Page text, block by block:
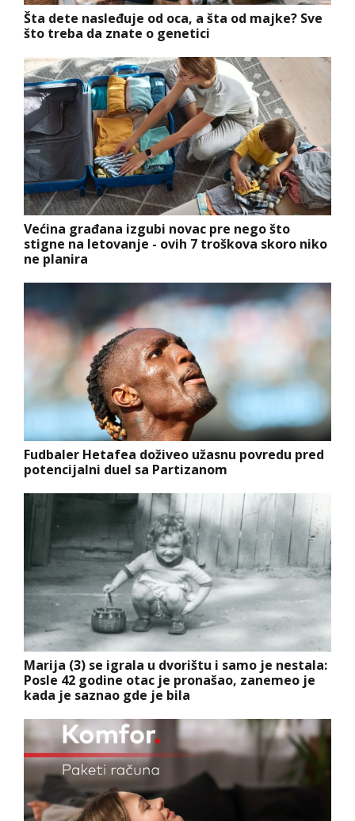
Šta dete nasleđuje od oca, a šta od majke? Sve
što treba da znate o genetici
Većina građana izgubi novac pre nego što
stigne na letovanje - ovih 7 troškova skoro niko
ne planira
Fudbaler Hetafea doživeo užasnu povredu pred
potencijalni duel sa Partizanom
Marija (3) se igrala u dvorištu i samo je nestala:
Posle 42 godine otac je pronašao, zanemeo je
kada je saznao gde je bila